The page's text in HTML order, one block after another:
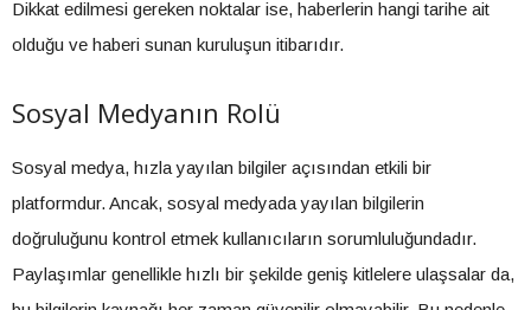
Dikkat edilmesi gereken noktalar ise, haberlerin hangi tarihe ait
olduğu ve haberi sunan kuruluşun itibarıdır.
Sosyal Medyanın Rolü
Sosyal medya, hızla yayılan bilgiler açısından etkili bir
platformdur. Ancak, sosyal medyada yayılan bilgilerin
doğruluğunu kontrol etmek kullanıcıların sorumluluğundadır.
Paylaşımlar genellikle hızlı bir şekilde geniş kitlelere ulaşsalar da,